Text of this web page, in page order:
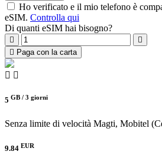
Ho verificato e il mio telefono è
eSIM. Controlla qui
Di quanti eSIM hai bisogno?
Paga con la carta
5 GB / 3 giorni
Senza limite di velocità Magti, Mobitel
9.84 EUR